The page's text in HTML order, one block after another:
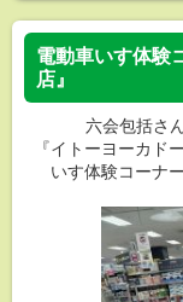
電動車いす体験
店』
六会包括さ
『イトーヨーカド
いす体験コーナ